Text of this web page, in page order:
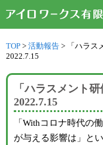
TOP > 活動報告 >
「ハラ
2022.7.15
「ハラスメント
2022.7.15
「Withコロナ時代の
が与える影響は」と